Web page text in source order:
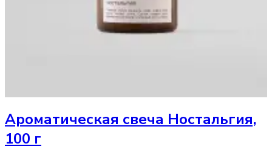
Ароматическая свеча Ностальгия,
100 г